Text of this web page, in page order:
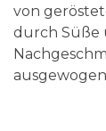
von
durch Süße